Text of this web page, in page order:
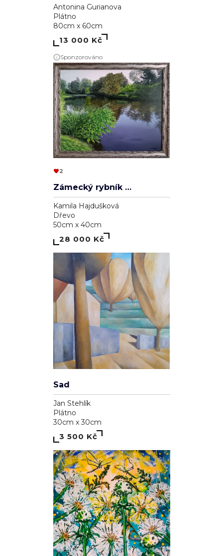
Antonina Gurianova
Plátno
80cm x 60cm
13 000 Kč
Sponzorováno
2
Zámecký rybník v Lednici
Kamila Hajdušková
Dřevo
50cm x 40cm
28 000 Kč
Sad
Jan Stehlík
Plátno
30cm x 30cm
3 500 Kč